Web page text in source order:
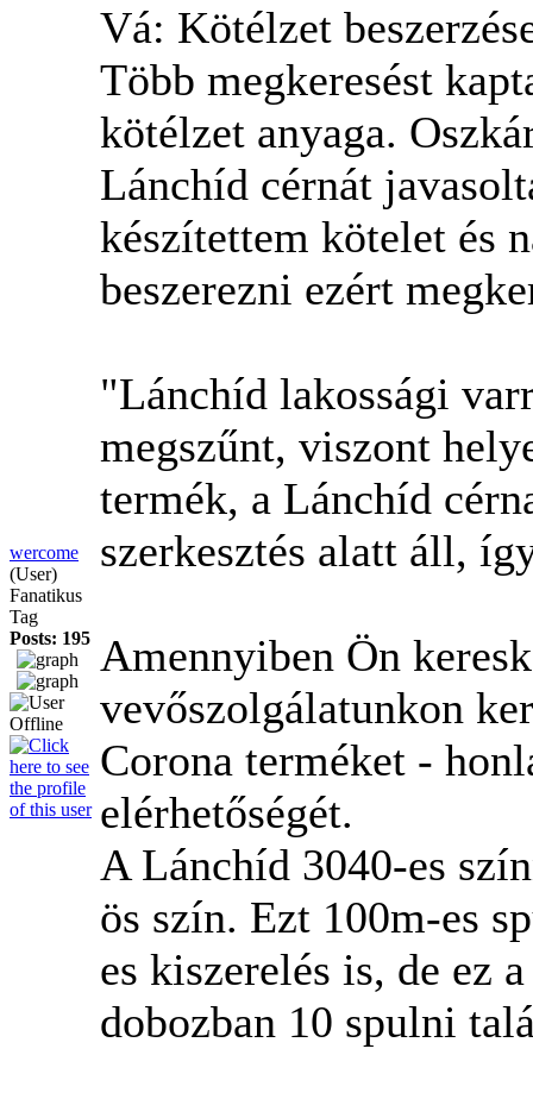
wercome
(User)
Fanatikus
Tag
Posts: 195
Vá: Kötélzet
Több megkeresést
kötélzet anyaga.
Lánchíd cérnát
készítettem kötelet és
beszerezni ezért
"Lánchíd lakossági
megszűnt, viszont
termék, a Lánchíd
szerkesztés alatt áll,
Amennyiben Ön
vevőszolgálatunkon
Corona terméket -
elérhetőségét.
A Lánchíd 3040-es
ös szín. Ezt 100m-es
es kiszerelés is, de ez
dobozban 10 spulni